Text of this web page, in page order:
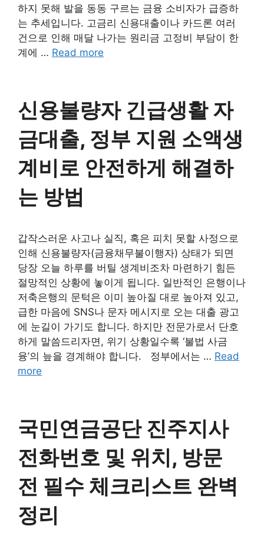
하지 못해 발을 동동 구르는 금융 소비자가 급증하
는 추세입니다. 고금리 신용대출이나 카드론 여러
건으로 인해 매달 나가는 원리금 고정비 부담이 한
계에 … Read more
신용불량자 긴급생활 자
금대출, 정부 지원 소액생
계비로 안전하게 해결하
는 방법
갑작스러운 사고나 실직, 혹은 피치 못할 사정으로
인해 신용불량자(금융채무불이행자) 상태가 되면
당장 오늘 하루를 버틸 생계비조차 마련하기 힘든
절망적인 상황에 놓이게 됩니다. 일반적인 은행이나
저축은행의 문턱은 이미 높아질 대로 높아져 있고,
급한 마음에 SNS나 문자 메시지로 오는 대출 광고
에 눈길이 가기도 합니다. 하지만 전문가로서 단호
하게 말씀드리자면, 위기 상황일수록 ‘불법 사금
융’의 늪을 경계해야 합니다. 정부에서는 … Read
more
국민연금공단 진주지사
전화번호 및 위치, 방문
전 필수 체크리스트 완벽
정리